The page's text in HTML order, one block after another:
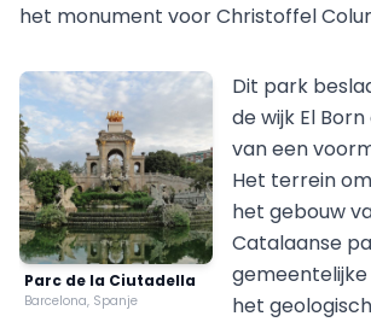
het monument voor Christoffel
Parc de la Ciutadella
Barcelona, Spanje
Dit park
de wijk El
van een
Het terrein
het gebouw
Catalaanse
het